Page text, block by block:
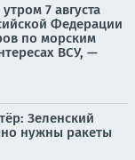
7 августа
Федерации
по морским
ВСУ, —
Зеленский
нужны ракеты